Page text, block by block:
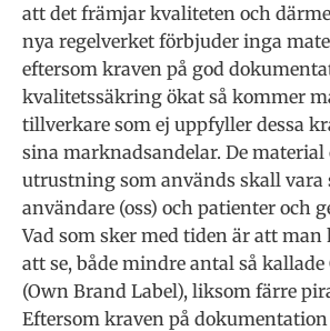
att det främjar kvaliteten och
nya regelverket förbjuder inga
eftersom kraven på god
kvalitetssäkring ökat så kommer
tillverkare som ej uppfyller dessa
sina marknadsandelar. De material
utrustning som används skall vara
användare (oss) och patienter och
Vad som sker med tiden är att
att se, både mindre antal så
(Own Brand Label), liksom färre
Eftersom kraven på dokumentation